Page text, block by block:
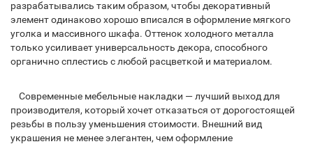
разрабатывались таким образом, чтобы декоративный
элемент одинаково хорошо вписался в оформление мягкого
уголка и массивного шкафа. Оттенок холодного металла
только усиливает универсальность декора, способного
органично сплестись с любой расцветкой и материалом.
Современные мебельные накладки — лучший выход для
производителя, который хочет отказаться от дорогостоящей
резьбы в пользу уменьшения стоимости. Внешний вид
украшения не менее элегантен, чем оформление